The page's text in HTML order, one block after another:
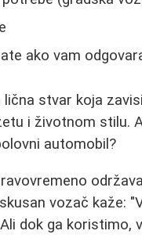
ako vam
stvar koja
i životnom stilu.
automobil?
vozač kaže:
dok ga koristimo,